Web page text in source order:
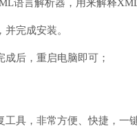
语言解析器，用来解释
完成安装。
成后，重启电脑即可；
工具，非常方便、快捷，一